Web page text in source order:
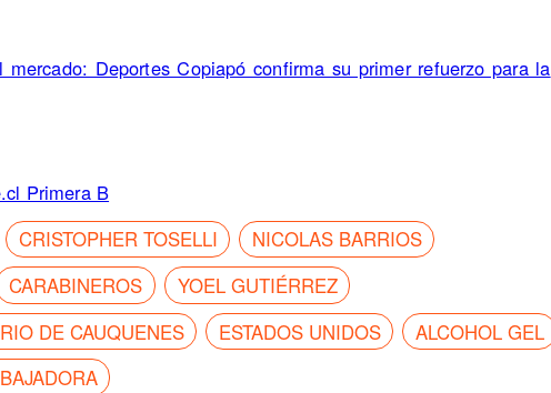
Deportes Copiapó confirma su primer refuerzo para la
Primera B
CRISTOPHER TOSELLI
NICOLAS BARRIOS
CARABINEROS
YOEL GUTIÉRREZ
DE CAUQUENES
ESTADOS UNIDOS
ALCOHOL GEL